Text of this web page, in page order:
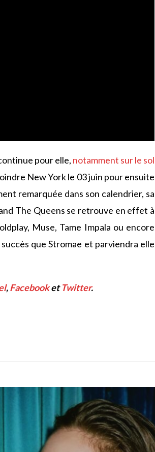
pour elle, notamment sur le sol
New York le 03 juin pour ensuite
remarquée dans son calendrier, sa
The Queens se retrouve en effet à
Muse, Tame Impala ou encore
que Stromae et parviendra elle
,Facebooket Twitter.